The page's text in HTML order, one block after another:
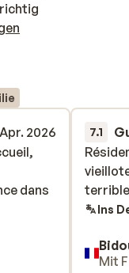
Apr. 2026
dans
dans
7.1
Ins
Mit